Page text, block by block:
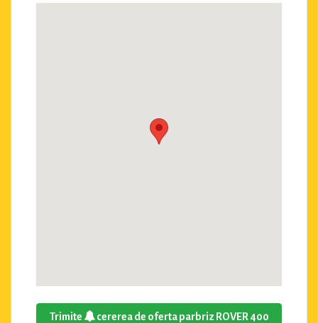
Trimite
cererea de oferta parbriz ROVER 400